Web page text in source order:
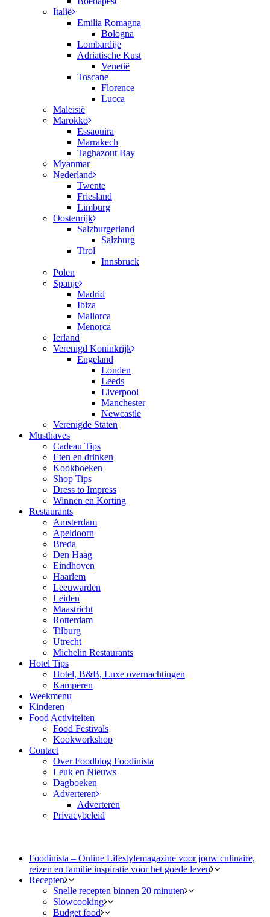
Italië
Emilia Romagna
Bologna
Lombardije
Adriatische Kust
Venetië
Toscane
Florence
Lucca
Maleisië
Marokko
Essaouira
Marrakech
Taghazout Bay
Myanmar
Nederland
Twente
Friesland
Limburg
Oostenrijk
Salzburgerland
Salzburg
Tirol
Innsbruck
Polen
Spanje
Madrid
Ibiza
Mallorca
Menorca
Ierland
Verenigd Koninkrijk
Engeland
Londen
Leeds
Liverpool
Manchester
Newcastle
Verenigde Staten
Musthaves
Cadeau Tips
Eten en drinken
Kookboeken
Shop Tips
Dress to Impress
Winnen en Korting
Restaurants
Amsterdam
Apeldoorn
Breda
Den Haag
Eindhoven
Haarlem
Leeuwarden
Leiden
Maastricht
Rotterdam
Tilburg
Utrecht
Michelin Restaurants
Hotel Tips
Hotel, B&B, Luxe overnachtingen
Kamperen
Weekmenu
Kinderen
Food Activiteiten
Food Festivals
Kookworkshop
Contact
Over Foodblog Foodinista
Leuk en Nieuws
Dagboeken
Adverteren
Adverteren
Privacybeleid
Foodinista – Online Lifestylemagazine voor jouw culinaire,
reizen en familie inspiratie voor het goede leven
Recepten
Snelle recepten binnen 20 minuten
Slowcooking
Budget food